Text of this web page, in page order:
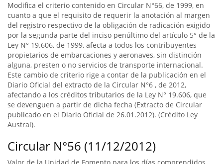
Modifica el criterio contenido en Circular N°66, de 1999, en
cuanto a que el requisito de requerir la anotación al margen
del registro respectivo de la obligación de radicación exigido
por la segunda parte del inciso penúltimo del artículo 5° de la
Ley N° 19.606, de 1999, afecta a todos los contribuyentes
propietarios de embarcaciones y aeronaves, sin distinción
alguna, presten o no servicios de transporte internacional.
Este cambio de criterio rige a contar de la publicación en el
Diario Oficial del extracto de la Circular N°6 , de 2012,
afectando a los créditos tributarios de la Ley N° 19.606, que
se devenguen a partir de dicha fecha (Extracto de Circular
publicado en el Diario Oficial de 26.01.2012). (Crédito Ley
Austral).
Circular N°56 (11/12/2012)